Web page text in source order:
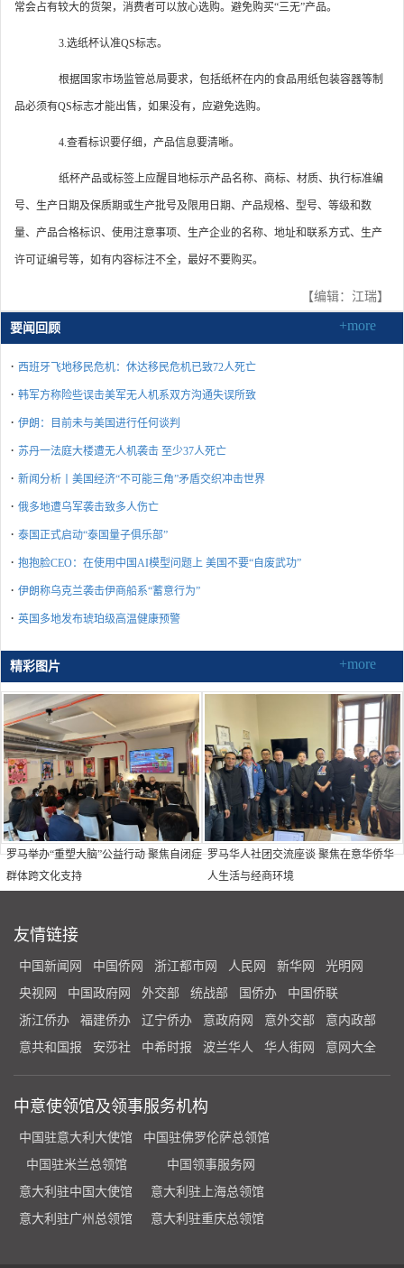
常会占有较大的货架，消费者可以放心选购。避免购买“三无”产品。
3.选纸杯认准QS标志。
根据国家市场监管总局要求，包括纸杯在内的食品用纸包装容器等制
品必须有QS标志才能出售，如果没有，应避免选购。
4.查看标识要仔细，产品信息要清晰。
纸杯产品或标签上应醒目地标示产品名称、商标、材质、执行标准编
号、生产日期及保质期或生产批号及限用日期、产品规格、型号、等级和数
量、产品合格标识、使用注意事项、生产企业的名称、地址和联系方式、生产
许可证编号等，如有内容标注不全，最好不要购买。
【编辑：江瑞】
要闻回顾 +more
· 西班牙飞地移民危机：休达移民危机已致72人死亡
· 韩军方称险些误击美军无人机系双方沟通失误所致
· 伊朗：目前未与美国进行任何谈判
· 苏丹一法庭大楼遭无人机袭击 至少37人死亡
· 新闻分析丨美国经济“不可能三角”矛盾交织冲击世界
· 俄多地遭乌军袭击致多人伤亡
· 泰国正式启动“泰国量子俱乐部”
· 抱抱脸CEO：在使用中国AI模型问题上 美国不要“自废武功”
· 伊朗称乌克兰袭击伊商船系“蓄意行为”
· 英国多地发布琥珀级高温健康预警
精彩图片 +more
罗马举办“重塑大脑”公益行动 聚焦自闭症
群体跨文化支持
罗马华人社团交流座谈 聚焦在意华侨华
人生活与经商环境
友情链接
中国新闻网 中国侨网 浙江都市网 人民网 新华网
光明网
央视网
中国政府网 外交部 统战部 国侨办
中国侨联
浙江侨办
福建侨办 辽宁侨办 意政府网 意外交部
意内政部
意共和国报
安莎社 中希时报 波兰华人 华人街网 意网大全
中意使领馆及领事服务机构
中国驻意大利大使馆
中国驻佛罗伦萨总领馆
中国驻米兰总领馆
中国领事服务网
意大利驻中国大使馆
意大利驻上海总领馆
意大利驻广州总领馆
意大利驻重庆总领馆